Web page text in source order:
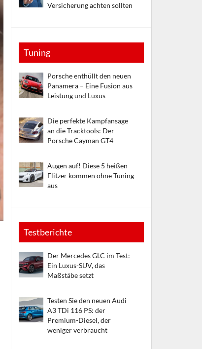
Versicherung achten sollten
Tuning
Porsche enthüllt den neuen
Panamera – Eine Fusion aus
Leistung und Luxus
Die perfekte Kampfansage
an die Tracktools: Der
Porsche Cayman GT4
Augen auf! Diese 5 heißen
Flitzer kommen ohne Tuning
aus
Testberichte
Der Mercedes GLC im Test:
Ein Luxus-SUV, das
Maßstäbe setzt
Testen Sie den neuen Audi
A3 TDi 116 PS: der
Premium-Diesel, der
weniger verbraucht